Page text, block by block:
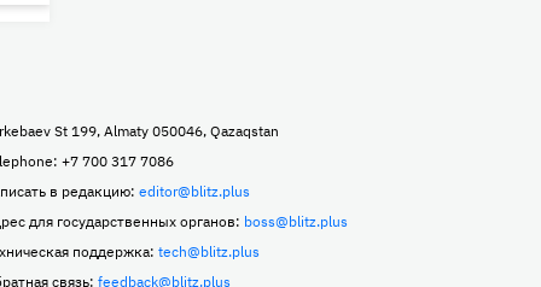
St 199, Almaty 050046, Qazaqstan
+7 700 317 7086
в редакцию: editor@blitz.plus
для государственных органов: boss@blitz.plus
поддержка: tech@blitz.plus
связь: feedback@blitz.plus